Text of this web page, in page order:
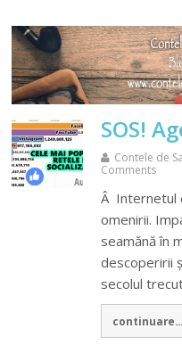
SOS!
Contele de
Comments
Â Internetul
omenirii.
seamănă în
descoperirii
secolul
continuare...